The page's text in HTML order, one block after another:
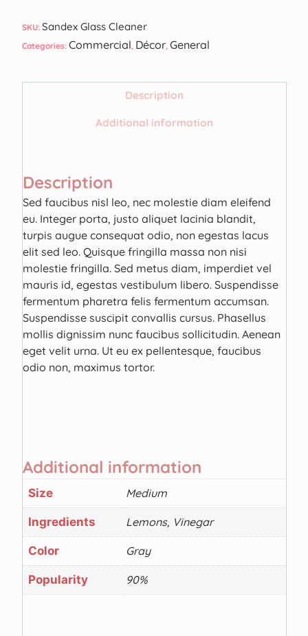
SKU: Sandex Glass Cleaner
Categories: Commercial, Décor, General
Description
Additional information
Description
Sed faucibus nisl leo, nec molestie diam eleifend
eu. Integer porta, justo aliquet lacinia blandit,
turpis augue consequat odio, non egestas lacus
elit sed leo. Quisque fringilla massa non nisi
molestie fringilla. Sed metus diam, imperdiet vel
mauris id, egestas vestibulum libero. Suspendisse
fermentum pharetra felis fermentum accumsan.
Suspendisse suscipit convallis cursus. Phasellus
mollis dignissim nunc faucibus sollicitudin. Aenean
eget velit urna. Ut eu ex pellentesque, faucibus
odio non, maximus tortor.
Additional information
Size Medium
Ingredients Lemons, Vinegar
Color Gray
Popularity 90%